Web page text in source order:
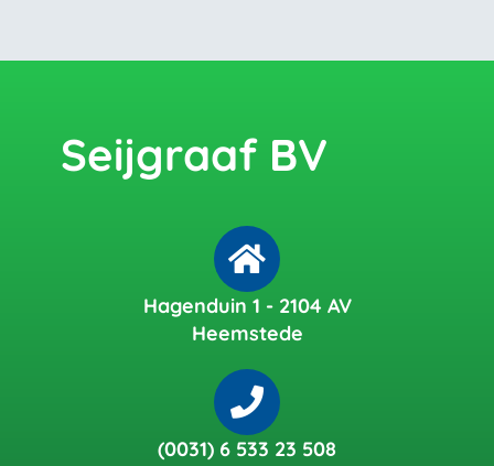
Seijgraaf BV
Hagenduin 1 - 2104 AV
Heemstede
(0031) 6 533 23 508